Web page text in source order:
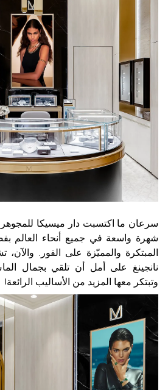
سرعان ما اكتسبت دار ميسيكا
شهرة واسعة في جميع أنحاء العالم
المبتكرة والمميّزة على الفور.
نانجينغ على أمل أن تلقي بجمال
وتبتكر معها المزيد من الأساليب الرائعة!